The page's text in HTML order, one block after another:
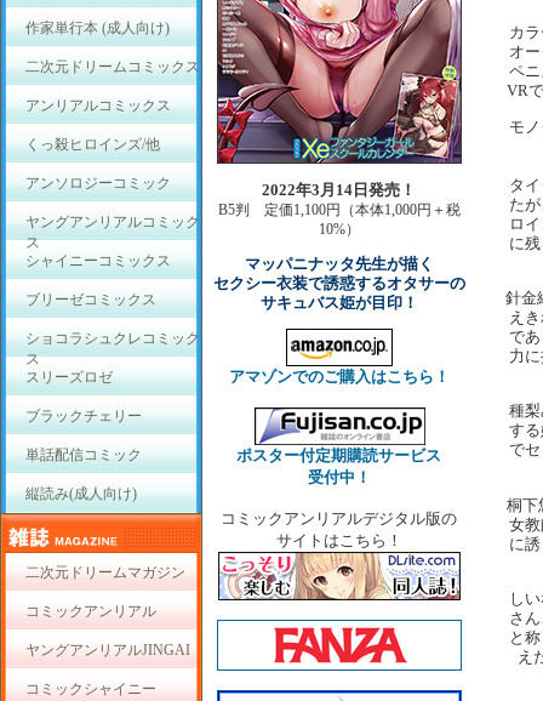
作家単行本 (成人向け)
二次元ドリームコミックス
アンリアルコミックス
くっ殺ヒロインズ/他
アンソロジーコミック
ヤングアンリアルコミック
ス
シャイニーコミックス
ブリーゼコミックス
ショコラシュクレコミック
ス
スリーズロゼ
ブラックチェリー
単話配信コミック
縦読み(成人向け)
二次元ドリームマガジン
コミックアンリアル
ヤングアンリアルJINGAI
コミックシャイニー
2022年3月14日発売！
B5判 定価1,100円（本体1,000円＋税
10%）
マッパニナッタ先生が描く
セクシー衣装で誘惑するオタサーの
サキュバス姫が目印！
アマゾンでのご購入はこちら！
ポスター付定期購読サービス
受付中！
コミックアンリアルデジタル版の
サイトはこちら！
カ
オ
ペ
VR
モ
タ
た
ロ
に
針金
え
で
力
種
す
で
桐下
女
に
し
さ
と
え